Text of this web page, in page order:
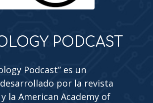
PODCAST
Podcast” es un
por la revista
la American Academy of